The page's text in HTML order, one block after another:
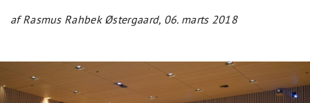
af Rasmus Rahbek Østergaard, 06. marts 2018